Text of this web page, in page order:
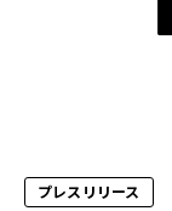
プレスリリース